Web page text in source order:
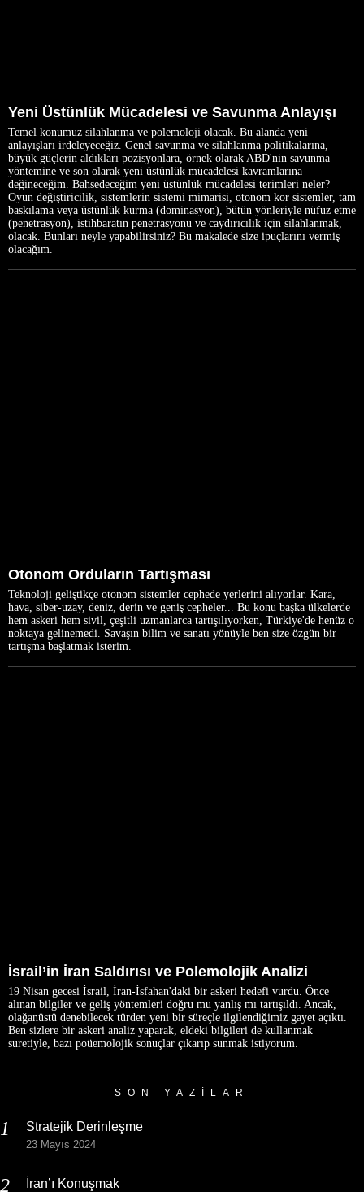
Yeni Üstünlük Mücadelesi ve Savunma Anlayışı
Temel konumuz silahlanma ve polemoloji olacak. Bu alanda yeni
anlayışları irdeleyeceğiz. Genel savunma ve silahlanma politikalarına,
büyük güçlerin aldıkları pozisyonlara, örnek olarak ABD'nin savunma
yöntemine ve son olarak yeni üstünlük mücadelesi kavramlarına
değineceğim. Bahsedeceğim yeni üstünlük mücadelesi terimleri neler?
Oyun değiştiricilik, sistemlerin sistemi mimarisi, otonom kor sistemler, tam
baskılama veya üstünlük kurma (dominasyon), bütün yönleriyle nüfuz etme
(penetrasyon), istihbaratın penetrasyonu ve caydırıcılık için silahlanmak,
olacak. Bunları neyle yapabilirsiniz? Bu makalede size ipuçlarını vermiş
olacağım.
Otonom Orduların Tartışması
Teknoloji geliştikçe otonom sistemler cephede yerlerini alıyorlar. Kara,
hava, siber-uzay, deniz, derin ve geniş cepheler... Bu konu başka ülkelerde
hem askeri hem sivil, çeşitli uzmanlarca tartışılıyorken, Türkiye'de henüz o
noktaya gelinemedi. Savaşın bilim ve sanatı yönüyle ben size özgün bir
tartışma başlatmak isterim.
İsrail’in İran Saldırısı ve Polemolojik Analizi
19 Nisan gecesi İsrail, İran-İsfahan'daki bir askeri hedefi vurdu. Önce
alınan bilgiler ve geliş yöntemleri doğru mu yanlış mı tartışıldı. Ancak,
olağanüstü denebilecek türden yeni bir süreçle ilgilendiğimiz gayet açıktı.
Ben sizlere bir askeri analiz yaparak, eldeki bilgileri de kullanmak
suretiyle, bazı poüemolojik sonuçlar çıkarıp sunmak istiyorum.
SON YAZILAR
Stratejik Derinleşme
23 Mayıs 2024
İran’ı Konuşmak